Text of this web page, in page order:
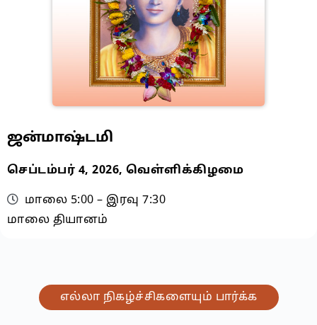
ஜன்மாஷ்டமி
செப்டம்பர் 4, 2026, வெள்ளிக்கிழமை
மாலை 5:00 – இரவு 7:30
மாலை தியானம்
எல்லா நிகழ்ச்சிகளையும் பார்க்க